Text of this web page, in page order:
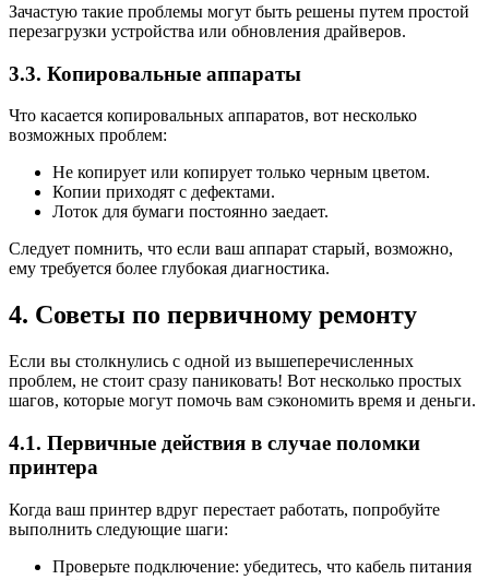
Зачастую такие проблемы могут быть решены путем простой
перезагрузки устройства или обновления драйверов.
3.3. Копировальные аппараты
Что касается копировальных аппаратов, вот несколько
возможных проблем:
Не копирует или копирует только черным цветом.
Копии приходят с дефектами.
Лоток для бумаги постоянно заедает.
Следует помнить, что если ваш аппарат старый, возможно,
ему требуется более глубокая диагностика.
4. Советы по первичному ремонту
Если вы столкнулись с одной из вышеперечисленных
проблем, не стоит сразу паниковать! Вот несколько простых
шагов, которые могут помочь вам сэкономить время и деньги.
4.1. Первичные действия в случае поломки
принтера
Когда ваш принтер вдруг перестает работать, попробуйте
выполнить следующие шаги:
Проверьте подключение: убедитесь, что кабель питания